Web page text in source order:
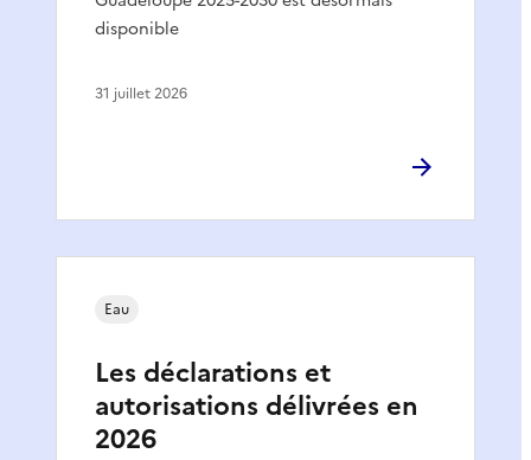
disponible
31 juillet 2026
Les déclarations et
autorisations délivrées en
2026
Eau